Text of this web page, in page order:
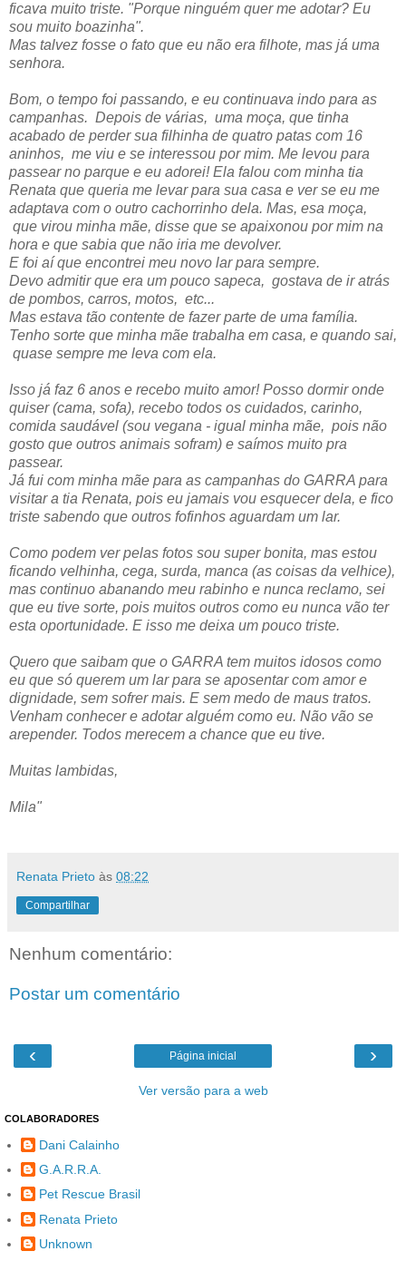
ficava muito triste. "Porque ninguém quer me adotar? Eu
sou muito boazinha".
Mas talvez fosse o fato que eu não era filhote, mas já uma
senhora.
Bom, o tempo foi passando, e eu continuava indo para as
campanhas. Depois de várias, uma moça, que tinha
acabado de perder sua filhinha de quatro patas com 16
aninhos, me viu e se interessou por mim. Me levou para
passear no parque e eu adorei! Ela falou com minha tia
Renata que queria me levar para sua casa e ver se eu me
adaptava com o outro cachorrinho dela. Mas, esa moça,
que virou minha mãe, disse que se apaixonou por mim na
hora e que sabia que não iria me devolver.
E foi aí que encontrei meu novo lar para sempre.
Devo admitir que era um pouco sapeca, gostava de ir atrás
de pombos, carros, motos, etc...
Mas estava tão contente de fazer parte de uma família.
Tenho sorte que minha mãe trabalha em casa, e quando sai,
quase sempre me leva com ela.
Isso já faz 6 anos e recebo muito amor! Posso dormir onde
quiser (cama, sofa), recebo todos os cuidados, carinho,
comida saudável (sou vegana - igual minha mãe, pois não
gosto que outros animais sofram) e saímos muito pra
passear.
Já fui com minha mãe para as campanhas do GARRA para
visitar a tia Renata, pois eu jamais vou esquecer dela, e fico
triste sabendo que outros fofinhos aguardam um lar.
Como podem ver pelas fotos sou super bonita, mas estou
ficando velhinha, cega, surda, manca (as coisas da velhice),
mas continuo abanando meu rabinho e nunca reclamo, sei
que eu tive sorte, pois muitos outros como eu nunca vão ter
esta oportunidade. E isso me deixa um pouco triste.
Quero que saibam que o GARRA tem muitos idosos como
eu que só querem um lar para se aposentar com amor e
dignidade, sem sofrer mais. E sem medo de maus tratos.
Venham conhecer e adotar alguém como eu. Não vão se
arepender. Todos merecem a chance que eu tive.
Muitas lambidas,
Mila"
Renata Prieto às 08:22
Compartilhar
Nenhum comentário:
Postar um comentário
‹ ›
Página inicial
Ver versão para a web
COLABORADORES
Dani Calainho
G.A.R.R.A.
Pet Rescue Brasil
Renata Prieto
Unknown